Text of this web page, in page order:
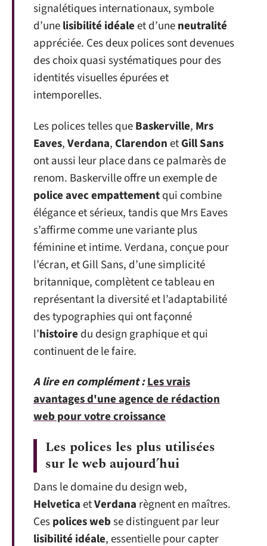
signalétiques internationaux, symbole
d’unelisibilité idéaleet d’uneneutralité
appréciée. Ces deux polices sont devenues
des choix quasi systématiques pour des
identités visuelles épurées et
intemporelles.
Les polices telles queBaskerville, Mrs
Eaves,Verdana, ClarendonetGill Sans
ont aussi leur place dans ce palmarès de
renom. Baskerville offre un exemple de
police avec empattementqui combine
élégance et sérieux, tandis que Mrs Eaves
s’affirme comme une variante plus
féminine et intime. Verdana, conçue pour
l’écran, et Gill Sans, d’une simplicité
britannique, complètent ce tableau en
représentant la diversité et l’adaptabilité
des typographies qui ont façonné
l’histoire du design graphique et qui
continuent de le faire.
A lire en complément :Les vrais
avantages d'une agence de rédaction
web pour votre croissance
Les polices les plus utilisées
sur le web aujourd’hui
Dans le domaine du design web,
HelveticaetVerdana règnent en maîtres.
Cespolices webse distinguent par leur
lisibilité idéale, essentielle pour capter